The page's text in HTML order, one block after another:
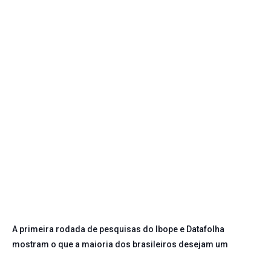
A primeira rodada de pesquisas do Ibope e Datafolha
mostram o que a maioria dos brasileiros desejam um